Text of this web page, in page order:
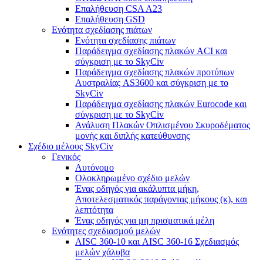
Επαλήθευση CSA A23
Επαλήθευση GSD
Ενότητα σχεδίασης πιάτων
Ενότητα σχεδίασης πιάτων
Παράδειγμα σχεδίασης πλακών ACI και
σύγκριση με το SkyCiv
Παράδειγμα σχεδίασης πλακών προτύπων
Αυστραλίας AS3600 και σύγκριση με το
SkyCiv
Παράδειγμα σχεδίασης πλακών Eurocode και
σύγκριση με το SkyCiv
Ανάλυση Πλακών Οπλισμένου Σκυροδέματος
μονής και διπλής κατεύθυνσης
Σχέδιο μέλους SkyCiv
Γενικός
Αυτόνομο
Ολοκληρωμένο σχέδιο μελών
Ένας οδηγός για ακάλυπτα μήκη,
Αποτελεσματικός παράγοντας μήκους (κ), και
λεπτότητα
Ένας οδηγός για μη πρισματικά μέλη
Ενότητες σχεδιασμού μελών
AISC 360-10 και AISC 360-16 Σχεδιασμός
μελών χάλυβα